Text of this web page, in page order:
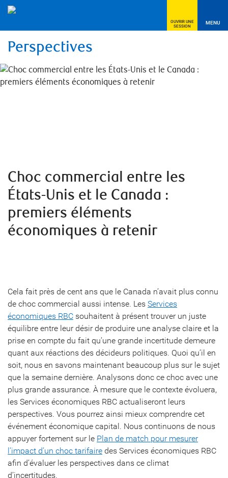
OUVRIR UNE
SESSION
MENU
Perspectives
Choc commercial entre les
États-Unis et le Canada :
premiers éléments
économiques à retenir
Cela fait près de cent ans que le Canada n’avait plus connu
de choc commercial aussi intense. Les Services
économiques RBC souhaitent à présent trouver un juste
équilibre entre leur désir de produire une analyse claire et la
prise en compte du fait qu’une grande incertitude demeure
quant aux réactions des décideurs politiques. Quoi qu’il en
soit, nous en savons maintenant beaucoup plus sur le sujet
que la semaine dernière. Analysons donc ce choc avec une
plus grande assurance. À mesure que le contexte évoluera,
les Services économiques RBC actualiseront leurs
perspectives. Vous pourrez ainsi mieux comprendre cet
événement économique capital. Nous continuons de nous
appuyer fortement sur le Plan de match pour mesurer
l’impact d’un choc tarifaire des Services économiques RBC
afin d’évaluer les perspectives dans ce climat
d’incertitudes.